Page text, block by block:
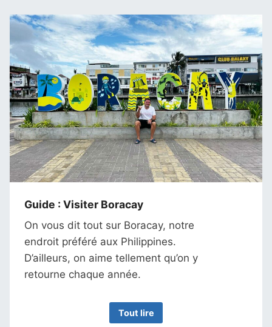
Guide : Visiter Boracay
On vous dit tout sur Boracay, notre
endroit préféré aux Philippines.
D’ailleurs, on aime tellement qu’on y
retourne chaque année.
Tout lire